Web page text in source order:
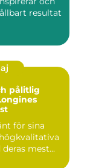
resultat
pålitlig
för sina
mest...